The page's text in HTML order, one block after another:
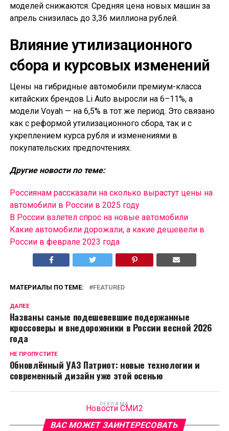
моделей снижаются. Средняя цена новых машин за
апрель снизилась до 3,36 миллиона рублей.
Влияние утилизационного
сбора и курсовых изменений
Цены на гибридные автомобили премиум-класса
китайских брендов Li Auto выросли на 6–11%, а
модели Voyah — на 6,5% в тот же период. Это связано
как с реформой утилизационного сбора, так и с
укреплением курса рубля и изменениями в
покупательских предпочтениях.
Другие новости по теме:
Россиянам рассказали на сколько вырастут цены на
автомобили в России в 2025 году
В России взлетел спрос на новые автомобили
Какие автомобили дорожали, а какие дешевели в
России в феврале 2023 года
МАТЕРИАЛЫ ПО ТЕМЕ: FEATURED
ДАЛЕЕ
Названы самые подешевевшие подержанные
кроссоверы и внедорожники в России весной 2026
года
НЕ ПРОПУСТИТЕ
Обновлённый УАЗ Патриот: новые технологии и
современный дизайн уже этой осенью
РЕКЛАМА
Новости СМИ2
ВАС МОЖЕТ ЗАИНТЕРЕСОВАТЬ